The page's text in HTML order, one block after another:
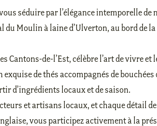
séduire par l’élégance intemporelle de
Moulin à laine d’Ulverton, au bord de
Cantons-de-l’Est, célèbre l’art de vivre
de thés accompagnés de
d’ingrédients locaux et de saison.
et artisans locaux, et chaque détail
vous participez activement à la